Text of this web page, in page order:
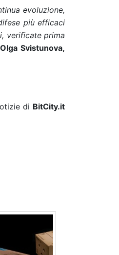
evoluzione,
più efficaci
verificate prima
Svistunova,
di BitCity.it